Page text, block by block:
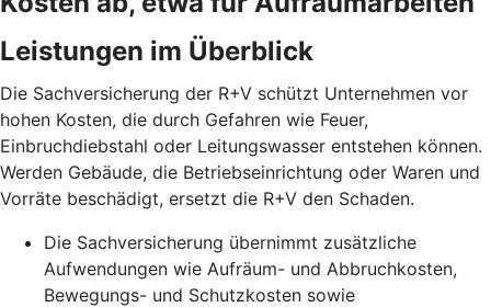
Leistungen im Überblick
Die Sachversicherung der R+V schützt Unternehmen vor
hohen Kosten, die durch Gefahren wie Feuer,
Einbruchdiebstahl oder Leitungswasser entstehen können.
Werden Gebäude, die Betriebseinrichtung oder Waren und
Vorräte beschädigt, ersetzt die R+V den Schaden.
Die Sachversicherung übernimmt zusätzliche
Aufwendungen wie Aufräum- und Abbruchkosten,
Bewegungs- und Schutzkosten sowie